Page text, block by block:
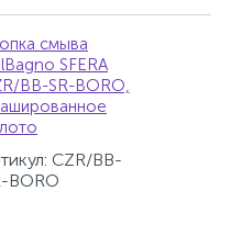
смыва
SFERA
BB-SR-BORO,
CZR/BB-
BORO